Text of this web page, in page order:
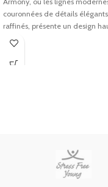
couronnées de détails
raffinés, présente un design